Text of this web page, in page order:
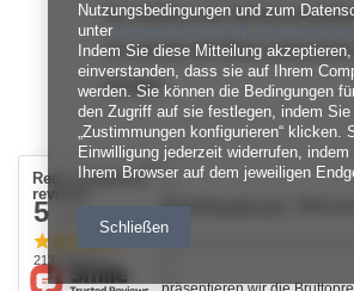
Ich möchte vom Vertrag
Ich möchte die Ware
Kontakt
nitkowelove@gmail.com
Real customers
reviews
5
213 reviews
Nutzungsbedingungen und zum
unter
Indem Sie diese Mitteilung
einverstanden, dass sie auf Ihrem
werden. Sie können die Bedingungen
den Zugriff auf sie festlegen, indem
„Zustimmungen konfigurieren“ klicken.
Einwilligung jederzeit widerrufen,
Ihrem Browser auf dem jeweiligen
Schließen